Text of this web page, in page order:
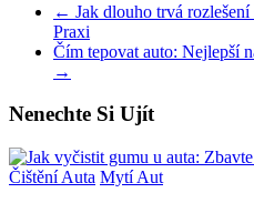
← Jak dlouho trvá
Praxi
Čím tepovat auto: Nejlepší
→
Nenechte Si Ujít
Čištění Auta Mytí Aut